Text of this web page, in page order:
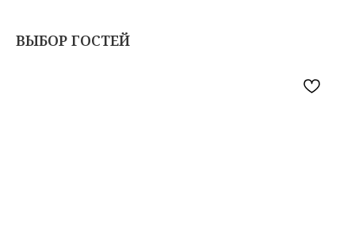
ВЫБОР ГОСТЕЙ